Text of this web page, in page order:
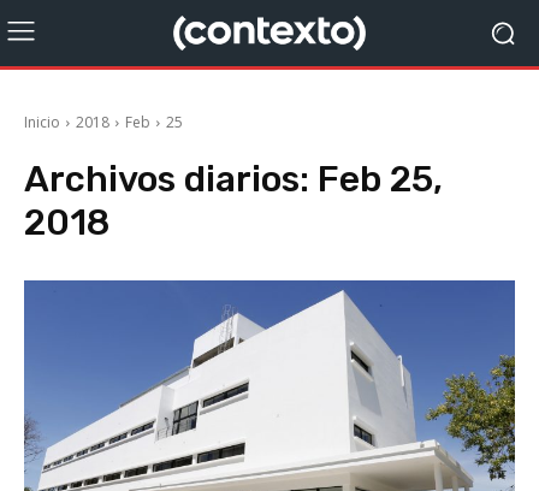
Inicio 2018 Feb 25
Archivos diarios: Feb 25,
2018